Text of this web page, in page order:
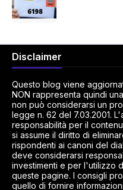
Disclaimer
Questo blog viene
NON rappresenta quindi
non può considerarsi un
legge n. 62 del 7.03.2001.
responsabilità per il
si assume il diritto di
rispondenti ai canoni del
deve considerarsi
investimenti e per l'utilizzo
queste pagine. I consigli
quello di fornire